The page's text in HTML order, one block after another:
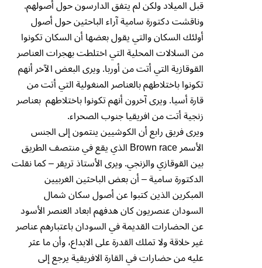
قبل الميلاد ولكن لم يتفق الدارسون حول أصولهم.
وناقشت دكتورة سامية آراء الباحثين حول أصول
أولئك السكان والتي يقول بعضها أن السكان تكونوا
من السلالات المحلية التي اختلطت بهجرات العناصر
القوقازية التي أتت من أوربا. ويرى البعض الآخر أنهم
تكونوا باختلاطهم بالعناصر المنغولية التي أتت من
قارة أسيا. ويرى آخرون أنهم تكونوا باختلاطهم بعناصر
زنجية أتت من افريقيا جنوب الصحراء.
ويرى فريق رابع أن الكوشيين ينتمون إلى الجنس
الأسمر Brown race الذي يقع في منتصف الطريق
بين القوقازي والزنجي. ويرى الأستاذ تريقر – كما نقلت
الدكتورة سامية – أن بعض الباحثين الغربيين
المبكرين الذين كتبوا عن أصول سكان شمال
السودان عنصريون كان هدفهم ابعاد العنصر الأسود
عن الحضارات القديمة في السودان باعتبارهم عناصر
غير خلاقة ولا تملك القدرة على الابداع، وأن ما عثر
عليه من حضارات في القارة الافريقية يرجع إلى